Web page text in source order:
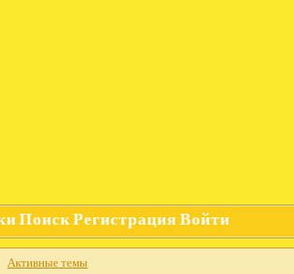
ПоискРегистрация Войти
Активные темы